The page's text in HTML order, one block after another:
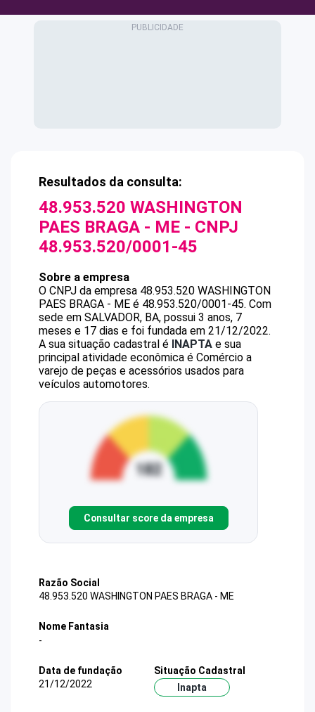
Resultados da consulta:
48.953.520 WASHINGTON
PAES BRAGA - ME - CNPJ
48.953.520/0001-45
Sobre a empresa
O CNPJ da empresa 48.953.520 WASHINGTON
PAES BRAGA - ME é 48.953.520/0001-45. Com
sede em SALVADOR, BA, possui 3 anos, 7
meses e 17 dias e foi fundada em 21/12/2022.
A sua situação cadastral é INAPTA e sua
principal atividade econômica é Comércio a
varejo de peças e acessórios usados para
veículos automotores.
Consultar score da empresa
Razão Social
48.953.520 WASHINGTON PAES BRAGA - ME
Nome Fantasia
-
Data de fundação
21/12/2022
Situação Cadastral
Inapta